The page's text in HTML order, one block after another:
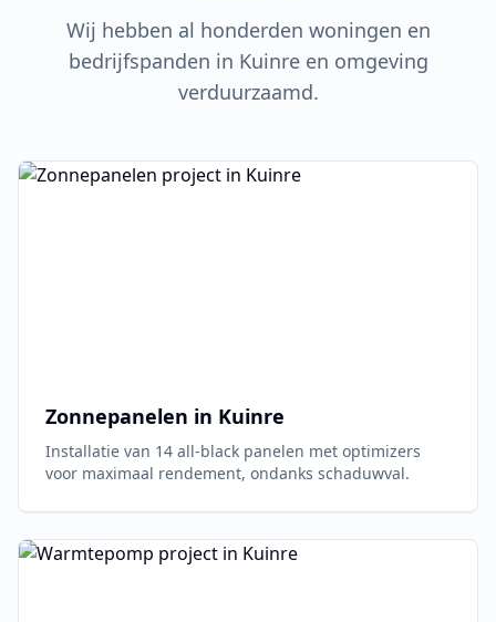
Wij hebben al honderden woningen en
bedrijfspanden in Kuinreen omgeving
verduurzaamd.
Zonnepanelen in Kuinre
Installatie van 14 all-black panelen met optimizers
voor maximaal rendement, ondanks schaduwval.